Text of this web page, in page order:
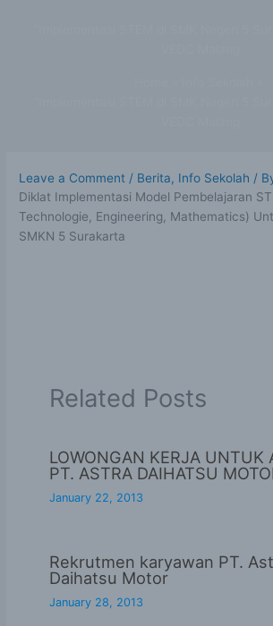
“Implementasi STEM di SMK Negeri 5
Leave a Comment / Berita, Info Sekolah /
Diklat Implementasi Model Pembelajaran
Technologie, Engineering, Mathematics)
SMKN 5 Surakarta
Related Posts
LOWONGAN KERJA UNTUK
PT. ASTRA DAIHATSU
January 22, 2013
Rekrutmen karyawan PT.
Daihatsu Motor
January 28, 2013